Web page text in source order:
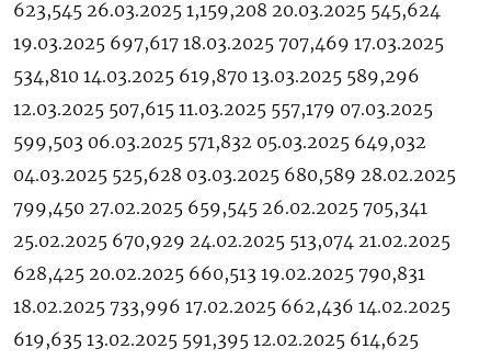
623,545 26.03.2025 1,159,208 20.03.2025 545,624
19.03.2025 697,617 18.03.2025 707,469 17.03.2025
534,810 14.03.2025 619,870 13.03.2025 589,296
12.03.2025 507,615 11.03.2025 557,179 07.03.2025
599,503 06.03.2025 571,832 05.03.2025 649,032
04.03.2025 525,628 03.03.2025 680,589 28.02.2025
799,450 27.02.2025 659,545 26.02.2025 705,341
25.02.2025 670,929 24.02.2025 513,074 21.02.2025
628,425 20.02.2025 660,513 19.02.2025 790,831
18.02.2025 733,996 17.02.2025 662,436 14.02.2025
619,635 13.02.2025 591,395 12.02.2025 614,625